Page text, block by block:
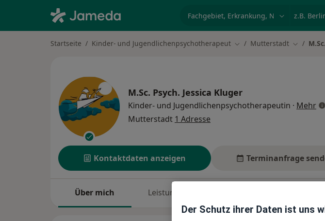
Startseite Kinder- und Jugendlichenpsychotherapeut Stadt ändern
Mutterstadt Stadt
M.Sc. Psych. Jessica Kluger
Kinder- und Jugendlichenpsychotherapeutin · Mehr
Mutterstadt 1 Adresse
Kontaktdaten anzeigen Terminanfrage
Über mich Leistungen
Der Schutz ihrer Daten ist uns